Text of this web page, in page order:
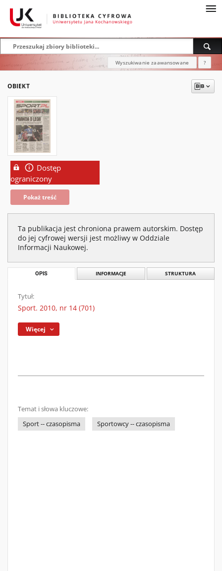
Wyszukiwanie zaawansowane ?
OBIEKT
Dostęp
ograniczony
Pokaż treść
Ta publikacja jest chroniona prawem autorskim. Dostęp
do jej cyfrowej wersji jest możliwy w Oddziale
Informacji Naukowej.
OPIS INFORMACJE STRUKTURA
Tytuł:
Sport. 2010, nr 14 (701)
Więcej
Temat i słowa kluczowe:
Sport -- czasopisma
Sportowcy -- czasopisma